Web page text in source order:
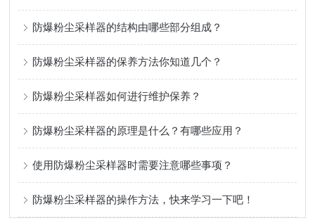
防爆粉尘采样器的结构由哪些部分组成？
防爆粉尘采样器的保养方法你知道几个？
防爆粉尘采样器如何进行维护保养？
防爆粉尘采样器的原理是什么？有哪些应用？
使用防爆粉尘采样器时需要注意哪些事项？
防爆粉尘采样器的操作方法，快来学习一下吧！